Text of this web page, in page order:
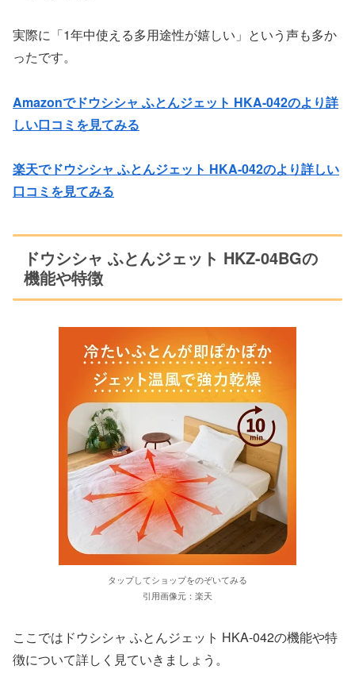
実際に「1年中使える多用途性が嬉しい」という声も多か
ったです。
Amazonでドウシシャ ふとんジェット HKA-042のより詳
しい口コミを見てみる
楽天でドウシシャ ふとんジェット HKA-042のより詳しい
口コミを見てみる
ドウシシャ ふとんジェット HKZ-04BGの
機能や特徴
タップしてショップをのぞいてみる
引用画像元：楽天
ここではドウシシャ ふとんジェット HKA-042の機能や特
徴について詳しく見ていきましょう。